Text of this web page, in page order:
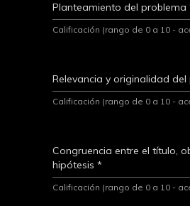
Planteamiento del problema
Calificación (rango de 0 a 10 -
Relevancia y originalidad del
Calificación (rango de 0 a 10 -
Congruencia entre el título,
hipótesis *
Calificación (rango de 0 a 10 -